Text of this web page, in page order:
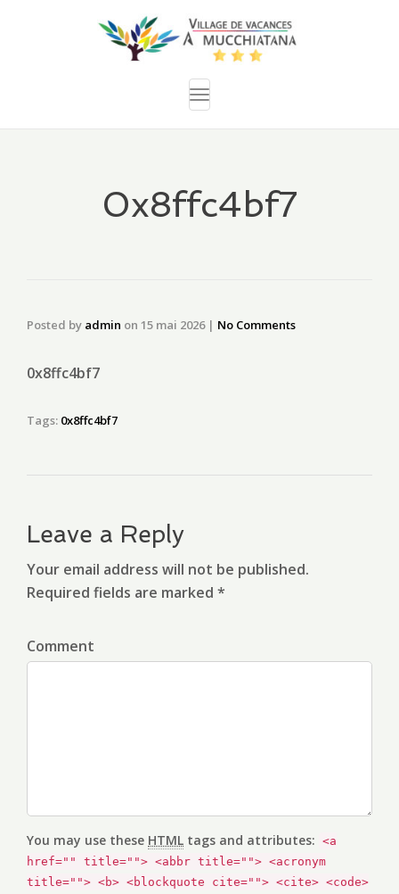
Toggle
0x8ffc4bf7
Posted by admin on 15 mai 2026 | No Comments
0x8ffc4bf7
Tags: 0x8ffc4bf7
Leave a Reply
Your email address will not be published.
Required fields are marked *
Comment
You may use these HTML tags and attributes: <a
href="" title=""> <abbr title=""> <acronym
title=""> <b> <blockquote cite=""> <cite> <code>